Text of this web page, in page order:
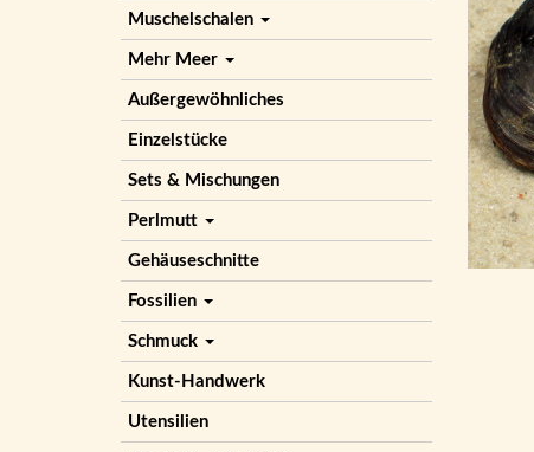
Muschelschalen
Mehr Meer
Außergewöhnliches
Einzelstücke
Sets & Mischungen
Perlmutt
Gehäuseschnitte
Fossilien
Schmuck
Kunst-Handwerk
Utensilien